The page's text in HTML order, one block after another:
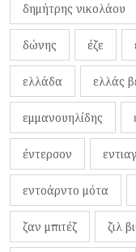
δημήτρης νικολάου
δώνης έζε
ελλάδα ελλάς
εμμανουηλίδης
έντερσον
εντοάρντο μότα
ζαν μπιτέζ ζιλ